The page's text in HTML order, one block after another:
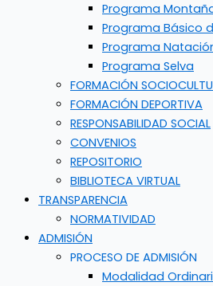
Programa
Programa Básico
Programa
Programa Selva
FORMACIÓN
FORMACIÓN DEPORTIVA
RESPONSABILIDAD SOCIAL
CONVENIOS
REPOSITORIO
BIBLIOTECA VIRTUAL
TRANSPARENCIA
NORMATIVIDAD
ADMISIÓN
PROCESO DE ADMISIÓN
Modalidad